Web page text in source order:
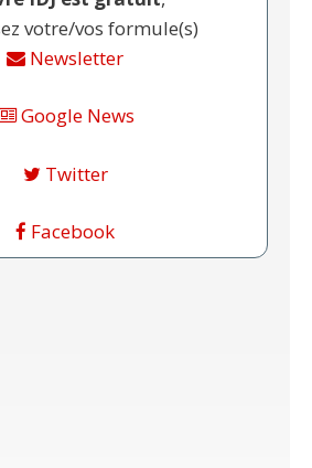
votre/vos formule(s)
Newsletter
Google News
Twitter
Facebook